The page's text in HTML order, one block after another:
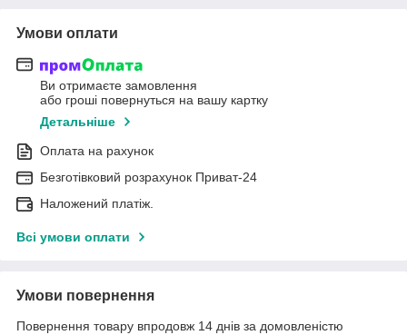
Умови оплати
Ви отримаєте замовлення
або гроші повернуться на вашу картку
Детальніше
Оплата на рахунок
Безготівковий розрахунок Приват-24
Наложений платіж.
Всі умови оплати
Умови повернення
Повернення товару впродовж 14 днів за домовленістю